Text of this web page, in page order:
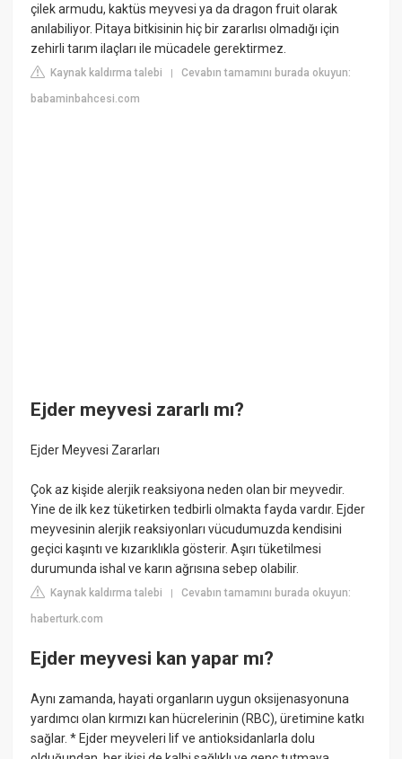
çilek armudu, kaktüs meyvesi ya da dragon fruit olarak
anılabiliyor. Pitaya bitkisinin hiç bir zararlısı olmadığı için
zehirli tarım ilaçları ile mücadele gerektirmez.
Kaynak kaldırma talebi |Cevabın tamamını burada okuyun:
babaminbahcesi.com
Ejder meyvesi zararlı mı?
Ejder Meyvesi Zararları
Çok az kişide alerjik reaksiyona neden olan bir meyvedir.
Yine de ilk kez tüketirken tedbirli olmakta fayda vardır. Ejder
meyvesinin alerjik reaksiyonları vücudumuzda kendisini
geçici kaşıntı ve kızarıklıkla gösterir. Aşırı tüketilmesi
durumunda ishal ve karın ağrısına sebep olabilir.
Kaynak kaldırma talebi |Cevabın tamamını burada okuyun:
haberturk.com
Ejder meyvesi kan yapar mı?
Aynı zamanda, hayati organların uygun oksijenasyonuna
yardımcı olan kırmızı kan hücrelerinin (RBC), üretimine katkı
sağlar. * Ejder meyveleri lif ve antioksidanlarla dolu